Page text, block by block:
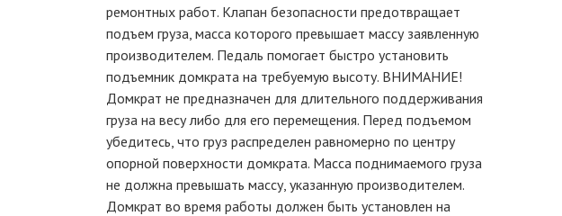
ремонтных работ. Клапан безопасности предотвращает
подъем груза, масса которого превышает массу заявленную
производителем. Педаль помогает быстро установить
подъемник домкрата на требуемую высоту. ВНИМАНИЕ!
Домкрат не предназначен для длительного поддерживания
груза на весу либо для его перемещения. Перед подъемом
убедитесь, что груз распределен равномерно по центру
опорной поверхности домкрата. Масса поднимаемого груза
не должна превышать массу, указанную производителем.
Домкрат во время работы должен быть установлен на